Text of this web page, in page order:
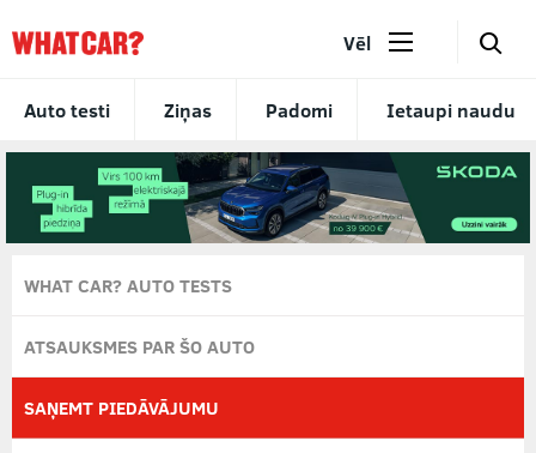
Auto testi Ziņas Padomi Ietaupi naudu
Vēl 🔎
WHAT CAR? AUTO TESTS
ATSAUKSMES PAR ŠO AUTO
SAŅEMT PIEDĀVĀJUMU